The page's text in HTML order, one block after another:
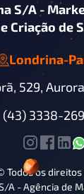
S/A -
e Criação de
Londrina-
529,
(43) 3338-
Todos os
A - Agência de